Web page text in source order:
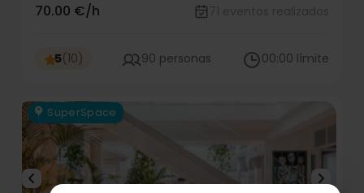
70.00 €/h
5(10) 90 personas 00:00 límite
SuperSpace